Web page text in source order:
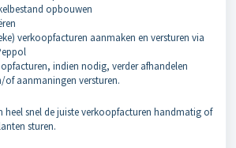
opbouwen
verkoopfacturen aanmaken en versturen via
indien nodig, verder afhandelen
of aanmaningen versturen.
heel snel de juiste verkoopfacturen handmatig of
sturen.